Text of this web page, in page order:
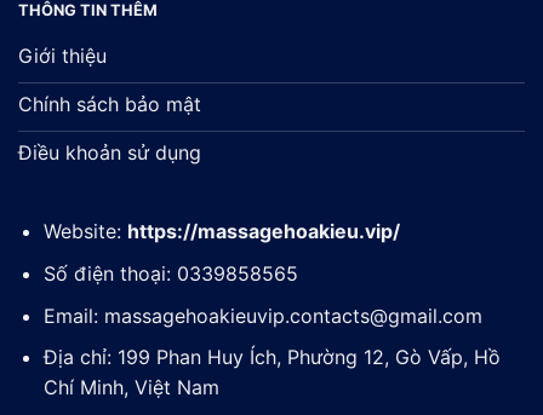
THÔNG TIN THÊM
Giới thiệu
Chính sách bảo mật
Điều khoản sử dụng
Website: https://massagehoakieu.vip/
Số điện thoại: 0339858565
Email: massagehoakieuvip.contacts@gmail.com
Địa chỉ: 199 Phan Huy Ích, Phường 12, Gò Vấp, Hồ
Chí Minh, Việt Nam